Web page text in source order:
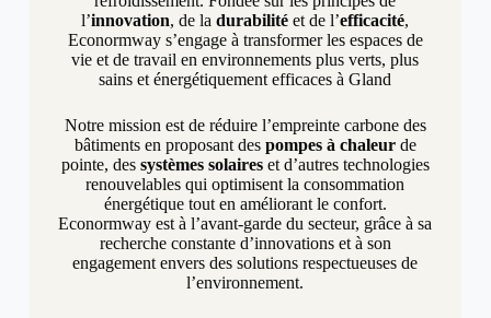
l’innovation, de ladurabilité et de l’efficacité,
Econormway s’engage à transformer les espaces de
vie et de travail en environnements plus verts, plus
sains et énergétiquement efficaces à Gland
Notre mission est de réduire l’empreinte carbone des
bâtiments en proposant des pompes à chaleurde
pointe, des systèmes solaireset d’autres technologies
renouvelables qui optimisent la consommation
énergétique tout en améliorant le confort.
Econormway est à l’avant-garde du secteur, grâce à sa
recherche constante d’innovations et à son
engagement envers des solutions respectueuses de
l’environnement.